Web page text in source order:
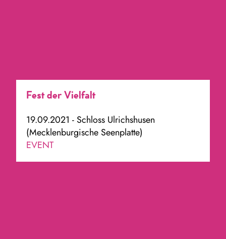
Fest der Vielfalt
19.09.2021 - Schloss Ulrichshusen
(Mecklenburgische Seenplatte)
EVENT